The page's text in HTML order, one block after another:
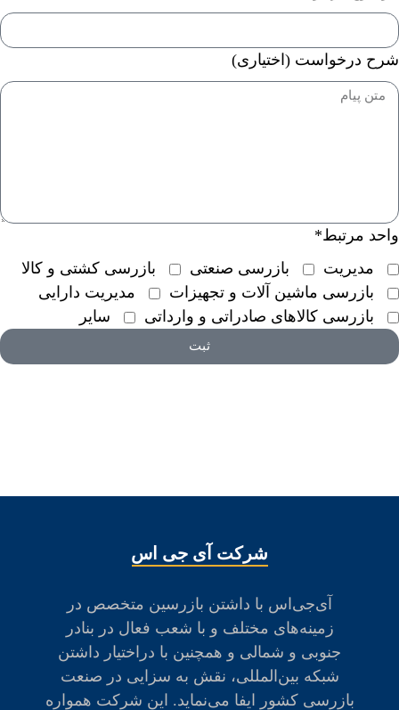
شرح درخواست (اختیاری)
واحد مرتبط*
مدیریت
بازرسی صنعتی
بازرسی کشتی و کالا
بازرسی ماشین آلات و تجهیزات
مدیریت دارایی
بازرسی کالاهای صادراتی و وارداتی
سایر
ثبت
شركت آی جی اس
آی‌جی‌اس با داشتن بازرسین متخصص در
زمینه‌های مختلف و با شعب فعال در بنادر
جنوبی و شمالی و همچنين با دراختيار داشتن
شبکه بین‌المللی، نقش به سزايی در صنعت
بازرسی كشور ايفا می‌نماید. این شرکت همواره